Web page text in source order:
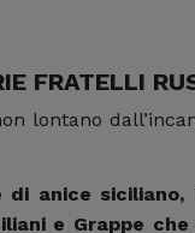
FRATELLI
lontano
anice siciliano,
e Grappe